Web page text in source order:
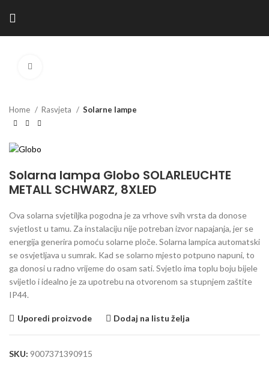
Home Rasvjeta Solarne lampe
Solarna lampa Globo SOLARLEUCHTE
METALL SCHWARZ, 8XLED
Ova solarna svjetiljka pogodna je za vrhove svih vrsta da donose
svjetlost u tamu. Za instalaciju nije potreban izvor napajanja, jer se
energija generira pomoću solarne ploče. Solarna lampica automatski
se osvjetljava u sumrak. Kad se solarno mjesto potpuno napuni, to
ga donosi u radno vrijeme do osam sati. Svjetlo ima toplu boju bijele
svijetlo i idealno je za upotrebu na otvorenom sa stupnjem zaštite
IP44.
Uporedi proizvode Dodaj na listu želja
SKU: 9007371390915